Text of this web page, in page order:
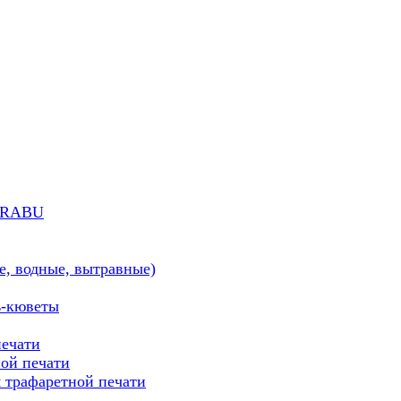
водные, вытравные)
кюветы
печати
печати